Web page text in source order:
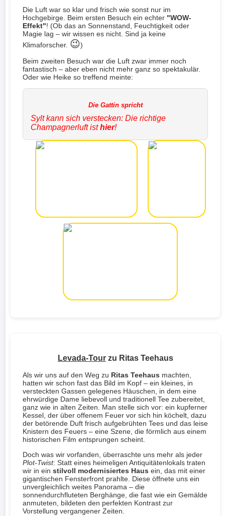
Die Luft war so klar und frisch wie sonst nur im
Hochgebirge. Beim ersten Besuch ein echter "WOW-
Effekt"! (Ob das an Sonnenstand, Feuchtigkeit oder
Magie lag – wir wissen es nicht. Sind ja keine
Klimaforscher. 😉)
Beim zweiten Besuch war die Luft zwar immer noch
fantastisch – aber eben nicht mehr ganz so spektakulär.
Oder wie Heike so treffend meinte:
Sylt kann sich verstecken: Die richtige
Champagnerluft isthier!
Levada-Tourzu Ritas Teehaus
Als wir uns auf den Weg zu Ritas Teehaus machten,
hatten wir schon fast das Bild im Kopf – ein kleines, in
versteckten Gassen gelegenes Häuschen, in dem eine
ehrwürdige Dame liebevoll und traditionell Tee zubereitet,
ganz wie in alten Zeiten. Man stelle sich vor: ein kupferner
Kessel, der über offenem Feuer vor sich hin köchelt, dazu
der betörende Duft frisch aufgebrühten Tees und das leise
Knistern des Feuers – eine Szene, die förmlich aus einem
historischen Film entsprungen scheint.
Doch was wir vorfanden, überraschte uns mehr als jeder
Plot-Twist: Statt eines heimeligen Antiquitätenlokals traten
wir in einstilvoll modernisiertes Haus ein, das mit einer
gigantischen Fensterfront prahlte. Diese öffnete uns ein
unvergleichlich weites Panorama – die
sonnendurchfluteten Berghänge, die fast wie ein Gemälde
anmuteten, bildeten den perfekten Kontrast zur
Vorstellung vergangener Zeiten.